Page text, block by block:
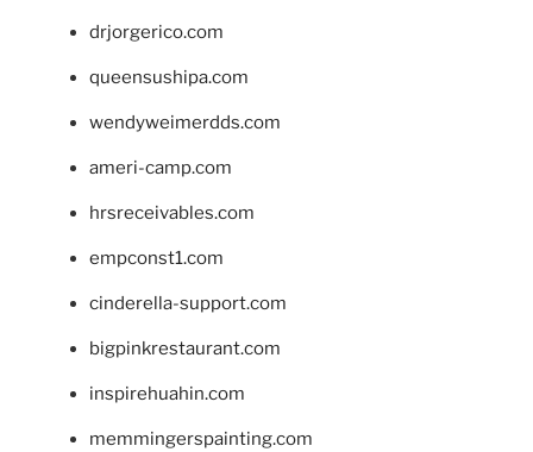
drjorgerico.com
queensushipa.com
wendyweimerdds.com
ameri-camp.com
hrsreceivables.com
empconst1.com
cinderella-support.com
bigpinkrestaurant.com
inspirehuahin.com
memmingerspainting.com